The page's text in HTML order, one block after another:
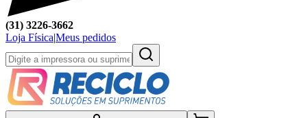
(31) 3226-3662
Loja Física|Meus pedidos